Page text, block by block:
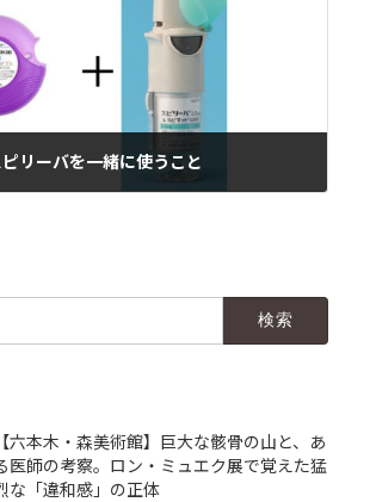
リーバを一緒に使うこと
【六本木・森美術館】巨大な骸骨の山と、あ
医師の考察。ロン・ミュエク展で覚えた猛
な「違和感」の正体